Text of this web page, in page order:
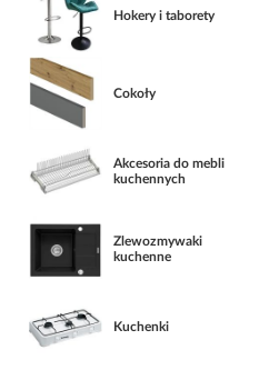
Hokery i taborety
Cokoły
Akcesoria do mebli
kuchennych
Zlewozmywaki
kuchenne
Kuchenki